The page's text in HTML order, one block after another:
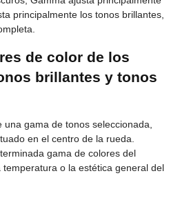
principalmente los tonos brillantes,
de color de los
brillantes y tonos
una gama de tonos seleccionada,
en el centro de la rueda.
gama de colores del
o la estética general del